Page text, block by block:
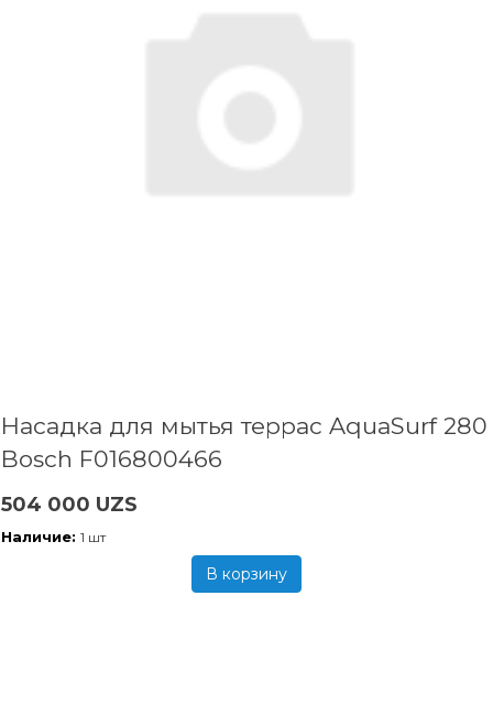
Насадка для мытья террас AquaSurf 280
Bosch F016800466
504 000 UZS
Наличие: 1 шт
В корзину